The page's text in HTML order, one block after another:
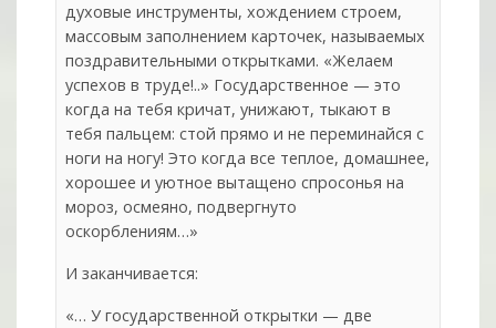
духовые инструменты, хождением строем,
массовым заполнением карточек, называемых
поздравительными открытками. «Желаем
успехов в труде!..» Государственное — это
когда на тебя кричат, унижают, тыкают в
тебя пальцем: стой прямо и не переминайся с
ноги на ногу! Это когда все теплое, домашнее,
хорошее и уютное вытащено спросонья на
мороз, осмеяно, подвергнуто
оскорблениям…»
И заканчивается:
«… У государственной открытки — две